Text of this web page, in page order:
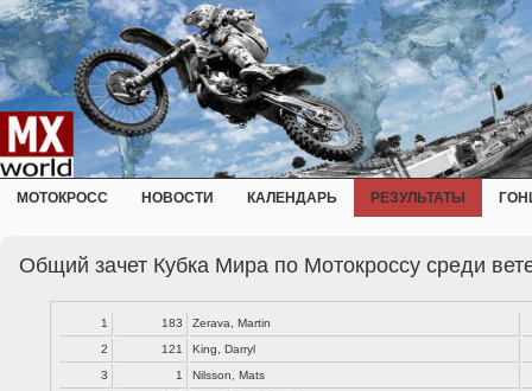
МОТОКРОСС НОВОСТИ КАЛЕНДАРЬ РЕЗУЛЬТАТЫ
Общий зачет Кубка Мира по Мотокроссу среди
1 183
Zerava, Martin
2
121
King, Darryl
3
1
Nilsson, Mats